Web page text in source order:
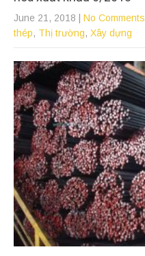
June 21, 2018 | No Comments
thép, Thị trường, Xây dựng